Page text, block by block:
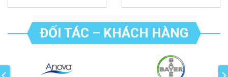
ĐỐI TÁC – KHÁCH HÀNG